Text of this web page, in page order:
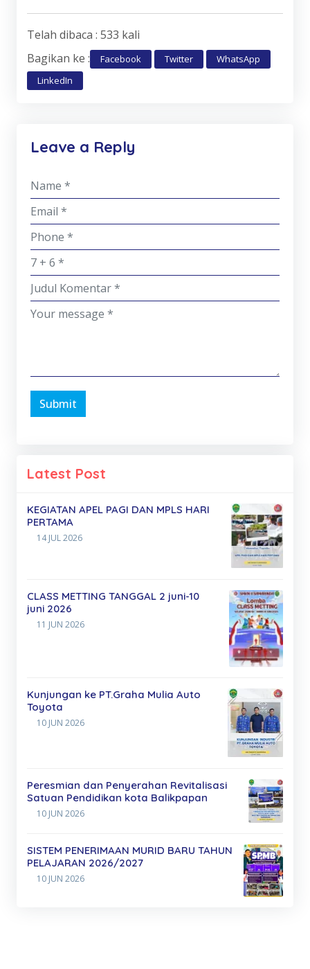
Telah dibaca : 533 kali
Bagikan ke :
Facebook Twitter
WhatsApp
LinkedIn
Leave a Reply
Submit
Latest Post
KEGIATAN APEL PAGI DAN MPLS HARI
PERTAMA
14 JUL 2026
CLASS METTING TANGGAL 2 juni-10
juni 2026
11 JUN 2026
Kunjungan ke PT.Graha Mulia Auto
Toyota
10 JUN 2026
Peresmian dan Penyerahan Revitalisasi
Satuan Pendidikan kota Balikpapan
10 JUN 2026
SISTEM PENERIMAAN MURID BARU TAHUN
PELAJARAN 2026/2027
10 JUN 2026